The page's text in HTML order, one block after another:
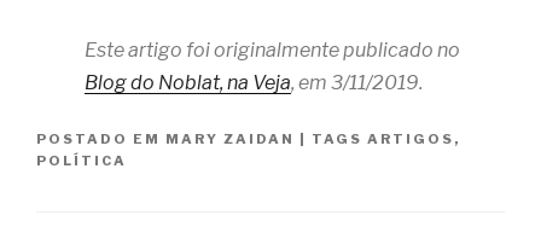
Este artigo foi originalmente publicado no
Blog do Noblat, na Veja, em 3/11/2019.
POSTADO EM MARY ZAIDAN TAGS ARTIGOS ,
POLÍTICA